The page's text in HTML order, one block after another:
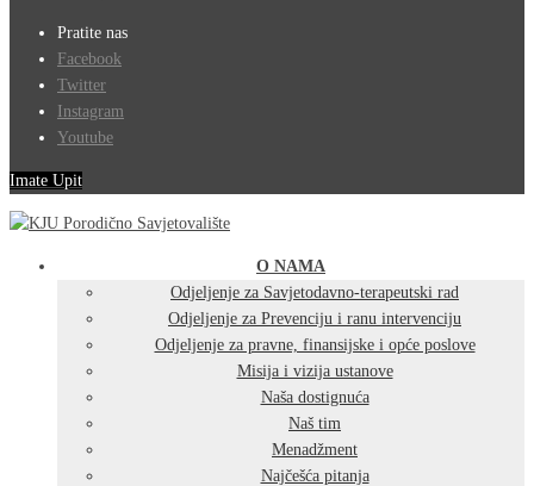
Pratite nas
Facebook
Twitter
Instagram
Youtube
Imate Upit
O NAMA
Odjeljenje za Savjetodavno-terapeutski rad
Odjeljenje za Prevenciju i ranu intervenciju
Odjeljenje za pravne, finansijske i opće poslove
Misija i vizija ustanove
Naša dostignuća
Naš tim
Menadžment
Najčešća pitanja